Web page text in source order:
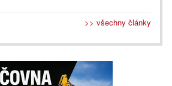
>> všechny články